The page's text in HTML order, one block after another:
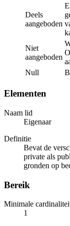
Deels
aangeboden
Niet
aangeboden
Null
Elementen
Naam lid
Eigenaar
Definitie
Bevat de
private als
gronden op
Bereik
Minimale
1